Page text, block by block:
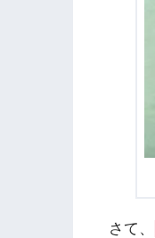
さて、